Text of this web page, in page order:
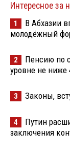
Интересное за
1
В Абхазии
молодёжный
2
Пенсию по
уровне не ниже
3 Законы,
4
Путин
заключения